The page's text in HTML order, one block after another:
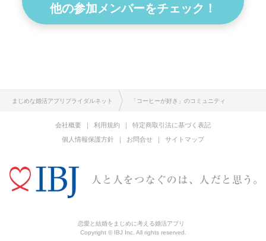
他の参加メンバーをチェック！
まじめな婚活アプリブライダルネット 「コーヒーが好き」のコミュニティ
会社概要 利用規約
特定商取引法に基づく表記
個人情報保護方針
お問合せ サイトマップ
恋愛と結婚をまじめに考える婚活アプリ
Copyright © IBJ Inc. All rights reserved.